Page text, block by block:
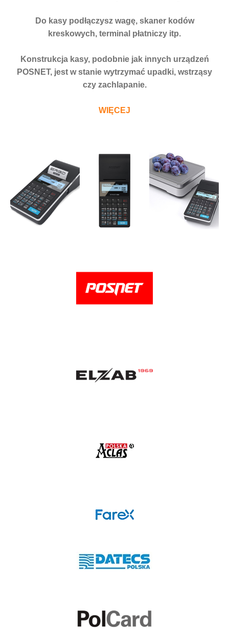
Do kasy podłączysz wagę, skaner kodów
kreskowych, terminal płatniczy itp.
Konstrukcja kasy, podobnie jak innych urządzeń
POSNET, jest w stanie wytrzymać upadki, wstrząsy
czy zachlapanie.
WIĘCEJ